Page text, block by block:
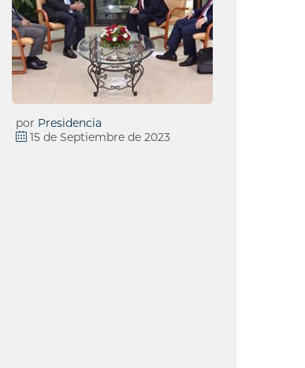
por Presidencia
15 de Septiembre de 2023